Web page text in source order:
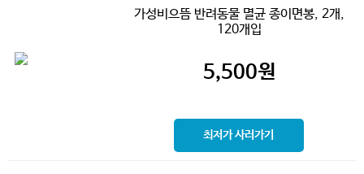
가성비으뜸 반려동물 멸균 종이면봉, 2개,
120개입
5,500원
최저가 사러가기